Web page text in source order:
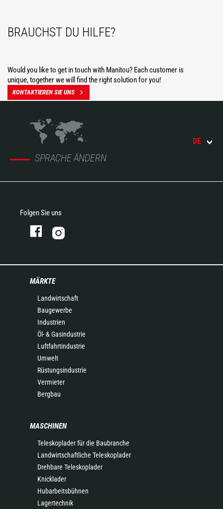
BRAUCHST DU HILFE?
Would you like to get in touch with Manitou? Each customer is
unique, together we will find the right solution for you!
KONTAKTIEREN SIE UNS
SPRACHE ÄNDERN
DE
Folgen Sie uns
MÄRKTE
Landwirtschaft
Baugewerbe
Industrien
Öl- & Gasindustrie
Luftfahrtindustrie
Umwelt
Rüstungsindustrie
Vermieter
Bergbau
MASCHINEN
Teleskoplader für die Baubranche
Landwirtschaftliche Teleskoplader
Drehbare Teleskoplader
Knicklader
Hubarbeitsbühnen
Lagertechnik